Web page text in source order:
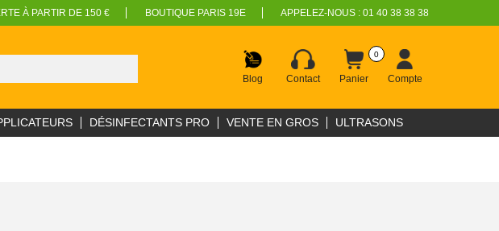
À PARTIR DE 150 € BOUTIQUE PARIS 19E APPELEZ-NOUS : 01 40 38 38 38
Blog Contact Panier
0
Compte
DÉSINFECTANTS PRO VENTE EN GROS ULTRASONS